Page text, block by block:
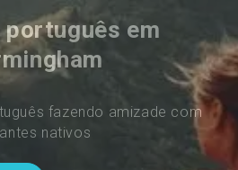
português em
fazendo amizade com
nativos